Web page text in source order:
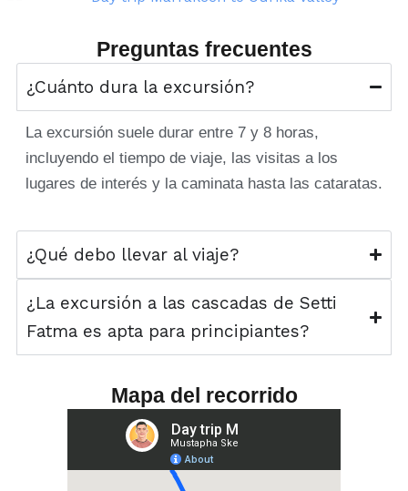
Preguntas frecuentes
¿Cuánto dura la excursión?
La excursión suele durar entre 7 y 8 horas,
incluyendo el tiempo de viaje, las visitas a los
lugares de interés y la caminata hasta las cataratas.
¿Qué debo llevar al viaje?
¿La excursión a las cascadas de Setti
Fatma es apta para principiantes?
Mapa del recorrido